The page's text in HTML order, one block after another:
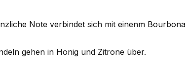
Note verbindet sich mit einenm
gehen in Honig und Zitrone über.